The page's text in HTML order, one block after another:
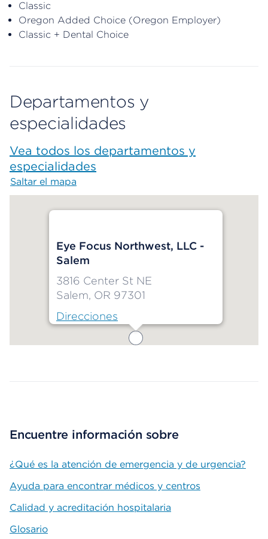
Classic
Oregon Added Choice (Oregon Employer)
Classic + Dental Choice
Departamentos y
especialidades
Vea todos los departamentos y
especialidades
Saltar el mapa
Eye Focus Northwest, LLC -
Salem
3816 Center St NE
Salem, OR 97301
Direcciones
Encuentre información sobre
¿Qué es la atención de emergencia y de urgencia?
Ayuda para encontrar médicos y centros
Calidad y acreditación hospitalaria
Glosario